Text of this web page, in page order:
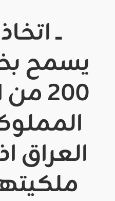
ــ
يسمح
200
العراق